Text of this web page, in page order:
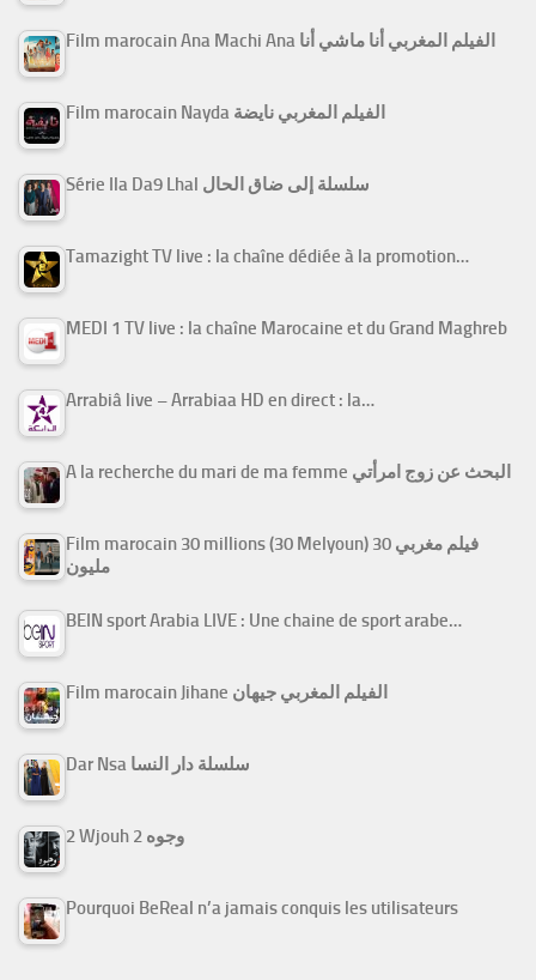
Film marocain Ana Machi Ana الفيلم المغربي أنا ماشي أنا
Film marocain Nayda الفيلم المغربي نايضة
Série Ila Da9 Lhal سلسلة إلى ضاق الحال
Tamazight TV live : la chaîne dédiée à la promotion…
MEDI 1 TV live : la chaîne Marocaine et du Grand Maghreb
Arrabiâ live – Arrabiaa HD en direct : la…
A la recherche du mari de ma femme البحث عن زوج امرأتي
Film marocain 30 millions (30 Melyoun) فيلم مغربي 30
مليون
BEIN sport Arabia LIVE : Une chaine de sport arabe…
Film marocain Jihane الفيلم المغربي جيهان
Dar Nsa سلسلة دار النسا
2 Wjouh 2 وجوه
Pourquoi BeReal n’a jamais conquis les utilisateurs